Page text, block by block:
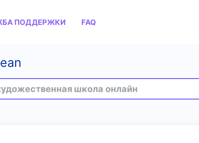
ПОДДЕРЖКИ FAQ
школа онлайн